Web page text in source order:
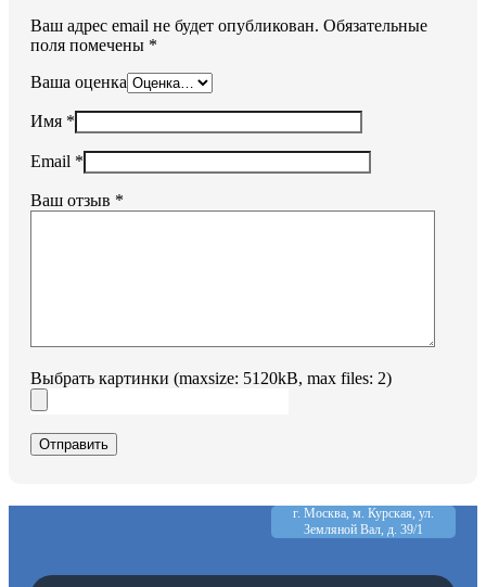
Ваш адрес email не будет опубликован. Обязательные
поля помечены *
Ваша оценка
Имя *
Email *
Ваш отзыв *
Выбрать картинки (maxsize: 5120kB, max files: 2)
Отправить
г. Москва, м. Курская, ул.
Земляной Вал, д. 39/1